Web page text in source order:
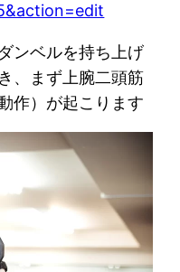
ンベルを持ち上げ
、まず上腕二頭筋
作）が起こります